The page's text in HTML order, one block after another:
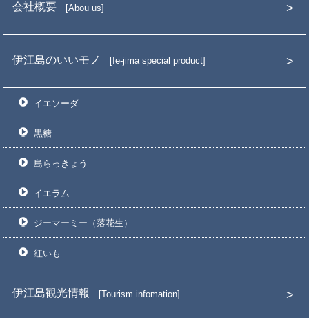
会社概要 Abou us
伊江島のいいモノ Ie-jima special product
イエソーダ
黒糖
島らっきょう
イエラム
ジーマーミー（落花生）
紅いも
伊江島観光情報 Tourism infomation